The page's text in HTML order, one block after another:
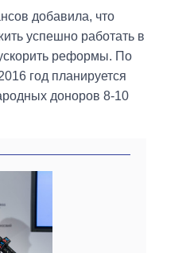
добавила, что
успешно работать в
реформы. По
год планируется
доноров 8-10